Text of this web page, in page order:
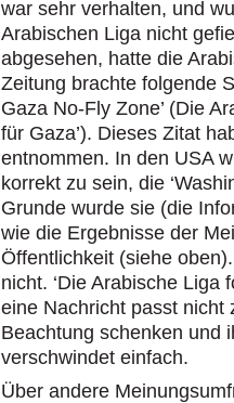
war sehr verhalten, und
Arabischen Liga nicht
abgesehen, hatte die
Zeitung brachte folgende
Gaza No-Fly Zone’ (Die
für Gaza’). Dieses Zitat
entnommen. In den USA
korrekt zu sein, die
Grunde wurde sie (die
wie die Ergebnisse der
Öffentlichkeit (siehe
nicht. ‘Die Arabische Liga
eine Nachricht passt nicht
Beachtung schenken und
verschwindet einfach.
Über andere